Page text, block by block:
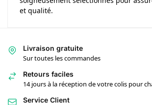
et qualité.
Livraison gratuite
Sur toutes les commandes
Retours faciles
14 jours à la réception de votre colis pour
Service Client